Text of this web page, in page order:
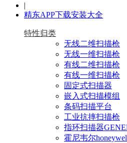
|
精东APP下载安装大全
特性归类
无线二维扫描枪
无线一维扫描枪
有线二维扫描枪
有线一维扫描枪
固定式扫描器
嵌入式扫描模组
条码扫描平台
工业抗摔扫描枪
指环扫描器
霍尼韦尔